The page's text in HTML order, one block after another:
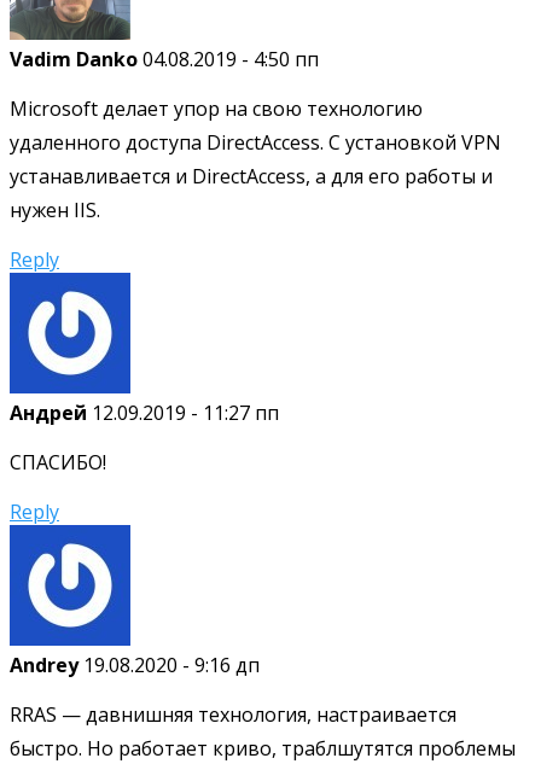
Vadim Danko04.08.2019 - 4:50 пп
Microsoft делает упор на свою технологию
удаленного доступа DirectAccess. С установкой VPN
устанавливается и DirectAccess, а для его работы и
нужен IIS.
Reply
Андрей 12.09.2019 - 11:27 пп
СПАСИБО!
Reply
Andrey 19.08.2020 - 9:16 дп
RRAS — давнишняя технология, настраивается
быстро. Но работает криво, траблшутятся проблемы